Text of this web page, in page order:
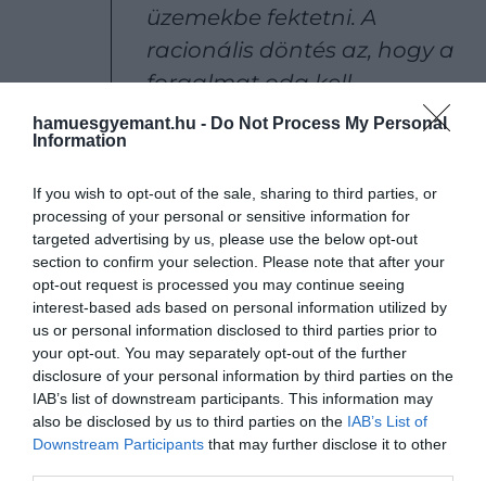
hamuesgyemant.hu - Do Not Process My Personal
Information
If you wish to opt-out of the sale, sharing to third parties, or
processing of your personal or sensitive information for
targeted advertising by us, please use the below opt-out
section to confirm your selection. Please note that after your
opt-out request is processed you may continue seeing
interest-based ads based on personal information utilized by
us or personal information disclosed to third parties prior to
your opt-out. You may separately opt-out of the further
disclosure of your personal information by third parties on the
IAB’s list of downstream participants. This information may
also be disclosed by us to third parties on the IAB’s List of
Downstream Participants that may further disclose it to other
üzemekbe fektetni. A
racionális döntés az, hogy a
forgalmat oda kell
áthelyezni, ahol a
emelkednek. Nem tervezünk
beruházást a regionális
repülőtereken, mert az
árképzési rendszerek
megbomlottak.
Számtalan járatot törölt 2025-